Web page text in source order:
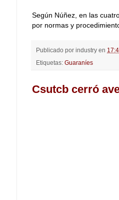
Según Núñez, en las
por normas y
Publicado por industry en
Etiquetas: Guaraníes
Csutcb cerró